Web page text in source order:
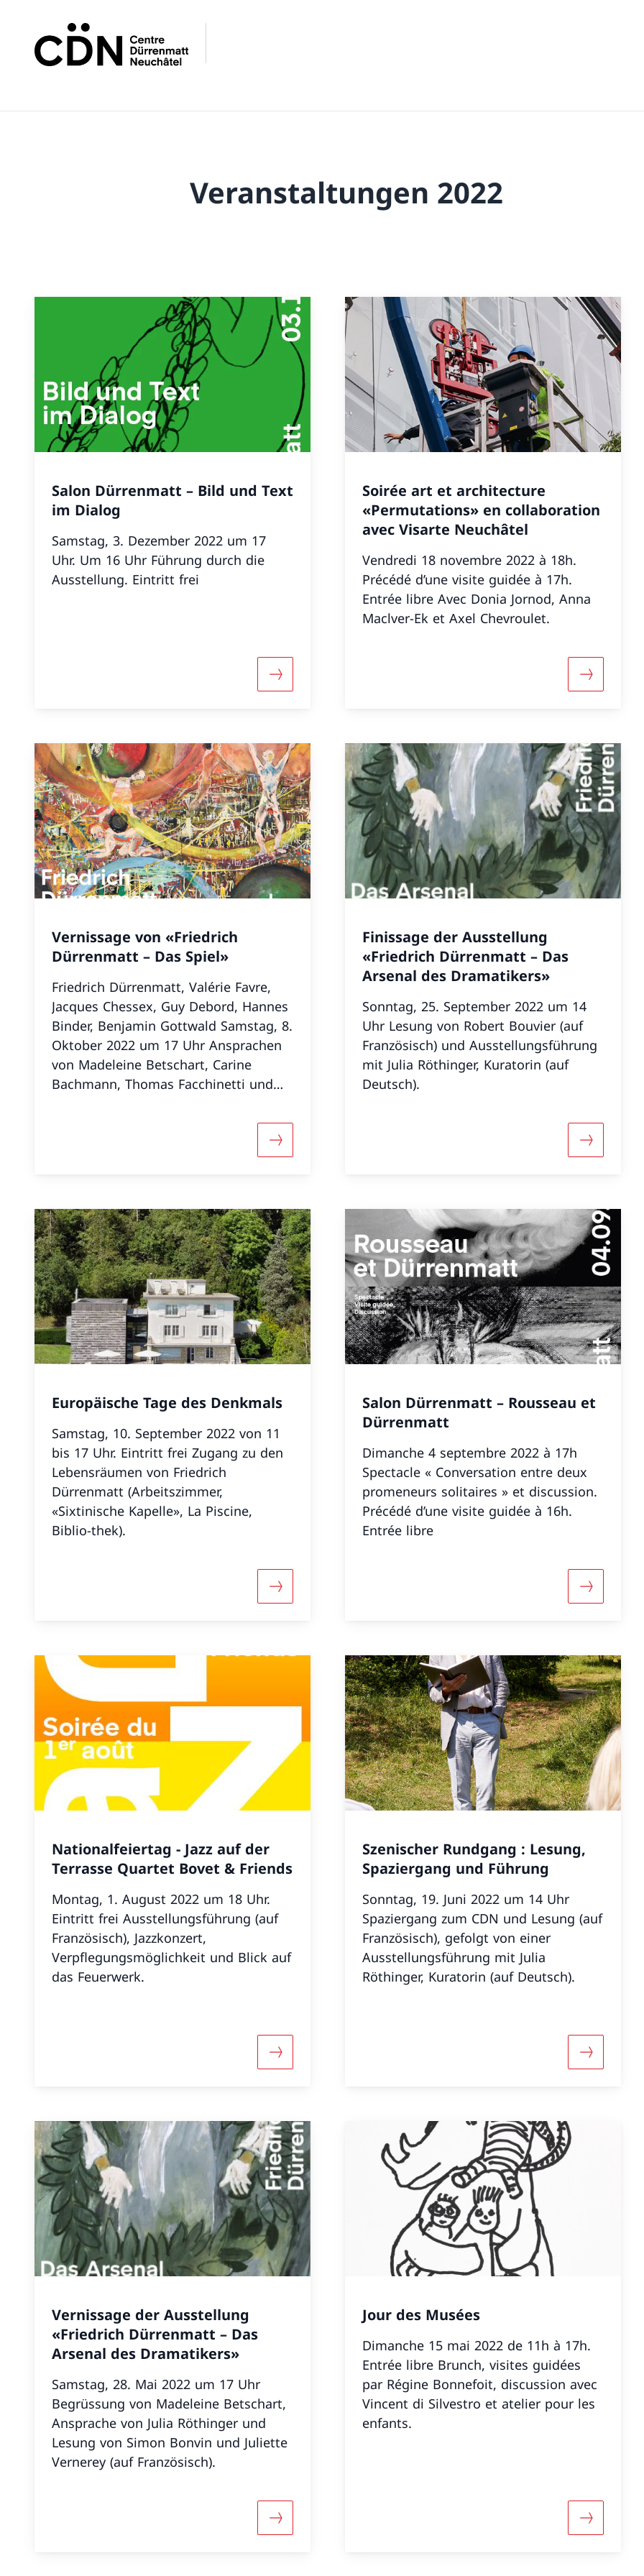
Veranstaltungen 2022
Salon Dürrenmatt – Bild und Text
im Dialog
Samstag, 3. Dezember 2022 um 17
Uhr. Um 16 Uhr Führung durch die
Ausstellung. Eintritt frei
Mehr über «Salon Dürrenmatt – Bild und Text im Dialog»
Soirée art et architecture
«Permutations» en collaboration
avec Visarte Neuchâtel
Vendredi 18 novembre 2022 à 18h.
Précédé d’une visite guidée à 17h.
Entrée libre Avec Donia Jornod, Anna
Maclver-Ek et Axel Chevroulet.
Mehr
Vernissage von «Friedrich
Dürrenmatt – Das Spiel»
Friedrich Dürrenmatt, Valérie Favre,
Jacques Chessex, Guy Debord, Hannes
Binder, Benjamin Gottwald Samstag, 8.
Oktober 2022 um 17 Uhr Ansprachen
von Madeleine Betschart, Carine
Bachmann, Thomas Facchinetti und
Mehr über «Vernissage von «Friedrich Dürrenmatt – Das
Finissage der Ausstellung
«Friedrich Dürrenmatt – Das
Arsenal des Dramatikers»
Sonntag, 25. September 2022 um 14
Uhr Lesung von Robert Bouvier (auf
Französisch) und Ausstellungsführung
mit Julia Röthinger, Kuratorin (auf
Deutsch).
Mehr
Europäische Tage des Denkmals
Samstag, 10. September 2022 von 11
bis 17 Uhr. Eintritt frei Zugang zu den
Lebensräumen von Friedrich
Dürrenmatt (Arbeitszimmer,
«Sixtinische Kapelle», La Piscine,
Biblio-thek).
Mehr über «Europäische Tage des Denkmals»
Salon Dürrenmatt – Rousseau et
Dürrenmatt
Dimanche 4 septembre 2022 à 17h
Spectacle « Conversation entre deux
promeneurs solitaires » et discussion.
Précédé d’une visite guidée à 16h.
Entrée libre
Mehr
Nationalfeiertag - Jazz auf der
Terrasse Quartet Bovet & Friends
Montag, 1. August 2022 um 18 Uhr.
Eintritt frei Ausstellungsführung (auf
Französisch), Jazzkonzert,
Verpflegungsmöglichkeit und Blick auf
das Feuerwerk.
Mehr über «Nationalfeiertag - Jazz auf der Terrasse Quartet
Szenischer Rundgang : Lesung,
Spaziergang und Führung
Sonntag, 19. Juni 2022 um 14 Uhr
Spaziergang zum CDN und Lesung (auf
Französisch), gefolgt von einer
Ausstellungsführung mit Julia
Röthinger, Kuratorin (auf Deutsch).
Mehr
Vernissage der Ausstellung
«Friedrich Dürrenmatt – Das
Arsenal des Dramatikers»
Samstag, 28. Mai 2022 um 17 Uhr
Begrüssung von Madeleine Betschart,
Ansprache von Julia Röthinger und
Lesung von Simon Bonvin und Juliette
Vernerey (auf Französisch).
Mehr über «Vernissage der Ausstellung «Friedrich
Jour des Musées
Dimanche 15 mai 2022 de 11h à 17h.
Entrée libre Brunch, visites guidées
par Régine Bonnefoit, discussion avec
Vincent di Silvestro et atelier pour les
enfants.
Mehr